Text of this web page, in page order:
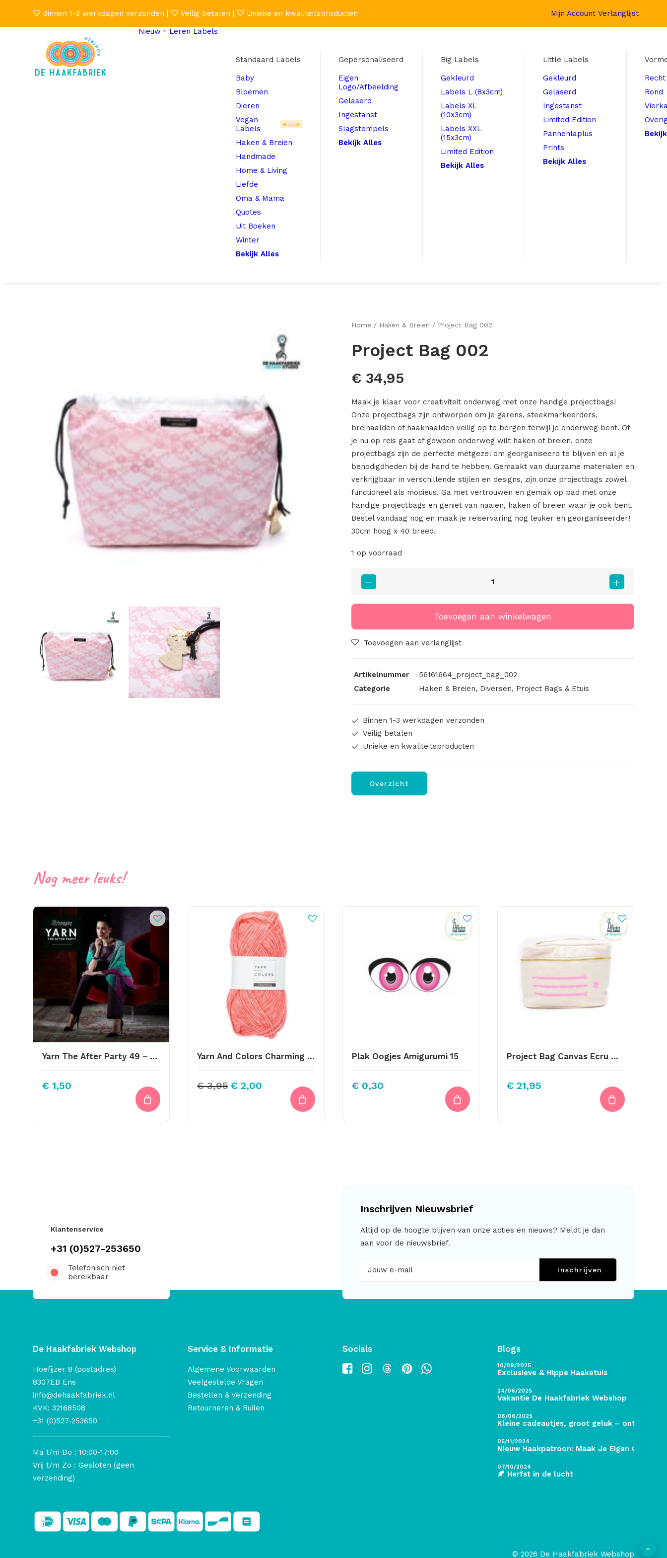
Binnen 1-3 werkdagen verzonden | Veilig betalen | Unieke en kwaliteitsproducten Mijn Account Verlanglijst
Nieuw
Leren Labels
Standaard Labels
Baby
Bloemen
Dieren
Vegan
Labels
NIEUW
Haken & Breien
Handmade
Home & Living
Liefde
Oma & Mama
Quotes
Uit Boeken
Winter
Bekijk Alles
Gepersonaliseerd
Eigen
Logo/Afbeelding
Gelaserd
Ingestanst
Slagstempels
Bekijk Alles
Big Labels
Gekleurd
Labels L (8x3cm)
Labels XL
(10x3cm)
Labels XXL
(15x3cm)
Limited Edition
Bekijk Alles
Little Labels
Gekleurd
Gelaserd
Ingestanst
Limited Edition
Pannenlaplus
Prints
Bekijk Alles
Recht
Rond
Home Haken & Breien Project Bag 002
Project Bag 002
€ 34,95
Maak je klaar voor creativiteit onderweg met onze handige projectbags!
Onze projectbags zijn ontworpen om je garens, steekmarkeerders,
breinaalden of haaknaalden veilig op te bergen terwijl je onderweg bent. Of
je nu op reis gaat of gewoon onderweg wilt haken of breien, onze
projectbags zijn de perfecte metgezel om georganiseerd te blijven en al je
benodigdheden bij de hand te hebben. Gemaakt van duurzame materialen en
verkrijgbaar in verschillende stijlen en designs, zijn onze projectbags zowel
functioneel als modieus. Ga met vertrouwen en gemak op pad met onze
handige projectbags en geniet van naaien, haken of breien waar je ook bent.
Bestel vandaag nog en maak je reiservaring nog leuker en georganiseerder!
30cm hoog x 40 breed.
1 op voorraad
Project
Bag
Toevoegen aan winkelwagen
Toevoegen aan verlanglijst
Artikelnummer
56161664_project_bag_002
Categorie
Haken & Breien, Diversen, Project Bags & Etuis
Binnen 1-3 werkdagen verzonden
Veilig betalen
Unieke en kwaliteitsproducten
Overzicht
Nog meer leuks!
Yarn The After Party 49 – Valyria Shawl
€ 1,50
Yarn And Colors Charming 040 Pink Sand
€3,95 Oorspronkelijke
€ 2,00
Plak Oogjes Amigurumi 15
€ 0,30
Project Bag Canvas Ecru Met Roze Klavertje
€ 21,95
Klantenservice
+31 (0)527-253650
Telefonisch niet
bereikbaar
Inschrijven Nieuwsbrief
Altijd op de hoogte blijven van onze acties en nieuws? Meldt je dan
aan voor de nieuwsbrief.
Inschrijven
De Haakfabriek Webshop
Hoefijzer 8 (postadres)
8307EB Ens
info@dehaakfabriek.nl
KVK: 32168508
+31 (0)527-253650
Ma t/m Do : 10:00-17:00
Vrij t/m Zo : Gesloten (geen
verzending)
Service & Informatie
Algemene Voorwaarden
Veelgestelde Vragen
Bestellen & Verzending
Retourneren & Ruilen
Socials Blogs
10/09/2025
Exclusieve & Hippe Haaketuis
24/06/2025
Vakantie De Haakfabriek Webshop
06/06/2025
Kleine cadeautjes, groot geluk – ontdek de
05/11/2024
Nieuw Haakpatroon: Maak Je Eigen Gave
07/10/2024
🍂 Herfst in de lucht
© 2026 De Haakfabriek Webshop